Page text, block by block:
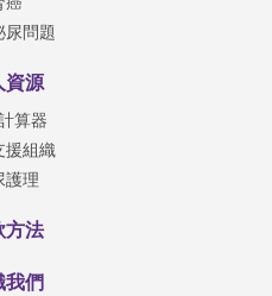
尿問題
資源
算器
援組織
護理
方法
我們